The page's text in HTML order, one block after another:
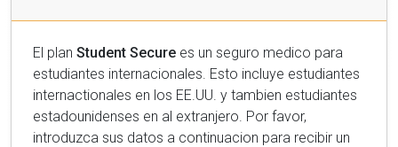
El plan Student Secure es un seguro medico para
estudiantes internacionales. Esto incluye estudiantes
internactionales en los EE.UU. y tambien estudiantes
estadounidenses en al extranjero. Por favor,
introduzca sus datos a continuacion para recibir un